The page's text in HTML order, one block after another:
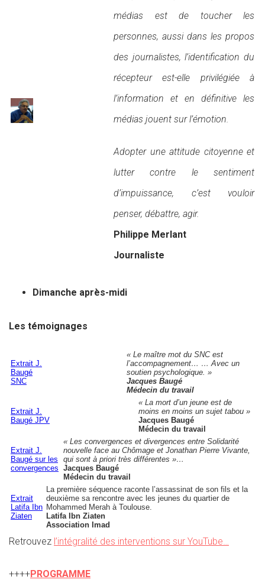
médias est de toucher les
personnes, aussi dans les propos
des journalistes, l’identification du
récepteur est-elle privilégiée à
l’information et en définitive les
médias jouent sur l’émotion.
Adopter une attitude citoyenne et
lutter contre le sentiment
d’impuissance, c’est vouloir
penser, débattre, agir.
Philippe Merlant
Journaliste
Dimanche après-midi
Les témoignages
Extrait J.
Baugé
SNC
« Le maître mot du SNC est
l’accompagnement… … Avec un
soutien psychologique. »
Jacques Baugé
Médecin du travail
Extrait J.
Baugé JPV
« La mort d’un jeune est de
moins en moins un sujet tabou »
Jacques Baugé
Médecin du travail
Extrait J.
Baugé sur les
convergences
« Les convergences et divergences entre Solidarité
nouvelle face au Chômage et Jonathan Pierre Vivante,
qui sont à priori très différentes »…
Jacques Baugé
Médecin du travail
Extrait
Latifa Ibn
Ziaten
La première séquence raconte l’assassinat de son fils et la
deuxième sa rencontre avec les jeunes du quartier de
Mohammed Merah à Toulouse.
Latifa Ibn Ziaten
Association Imad
Retrouvez l’intégralité des interventions sur YouTube…
++++PROGRAMME